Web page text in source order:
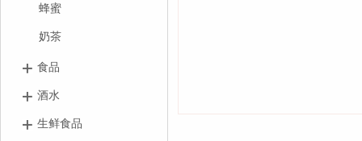
蜂蜜
奶茶
食品
酒水
生鲜食品